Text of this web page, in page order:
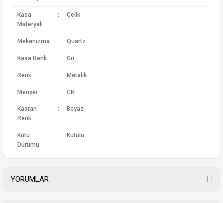
Kasa
Materyali
: Çelik
Mekanizma : Quartz
Kasa Renk : Gri
Renk : Metalik
Menşei : CN
Kadran
Renk
: Beyaz
Kutu
Durumu
: Kutulu
YORUMLAR